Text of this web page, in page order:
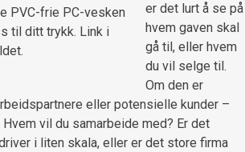
PVC-frie PC-vesken
til ditt trykk. Link i
er det lurt å se på
hvem gaven skal
gå til, eller hvem
du vil selge til.
Om den er
eller potensielle kunder –
Hvem vil du samarbeide med? Er det
i liten skala, eller er det store firma